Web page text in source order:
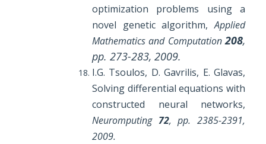
optimization problems using a
novel genetic algorithm,Applied
Mathematics and Computation208,
pp. 273-283, 2009.
I.G. Tsoulos, D. Gavrilis, E. Glavas,
Solving differential equations with
constructed neural networks,
Neuromputing 72, pp. 2385-2391,
2009.